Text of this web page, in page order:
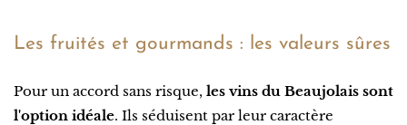
Les fruités et gourmands : les valeurs sûres
Pour un accord sans risque, les vins du Beaujolais sont
l'option idéale. Ils séduisent par leur caractère